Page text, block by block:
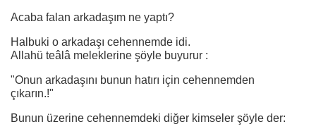
Acaba falan arkadaşım ne yaptı?
Halbuki o arkadaşı cehennemde idi.
Allahü teâlâ meleklerine şöyle buyurur :
"Onun arkadaşını bunun hatırı için cehennemden
çıkarın.!"
Bunun üzerine cehennemdeki diğer kimseler şöyle der: